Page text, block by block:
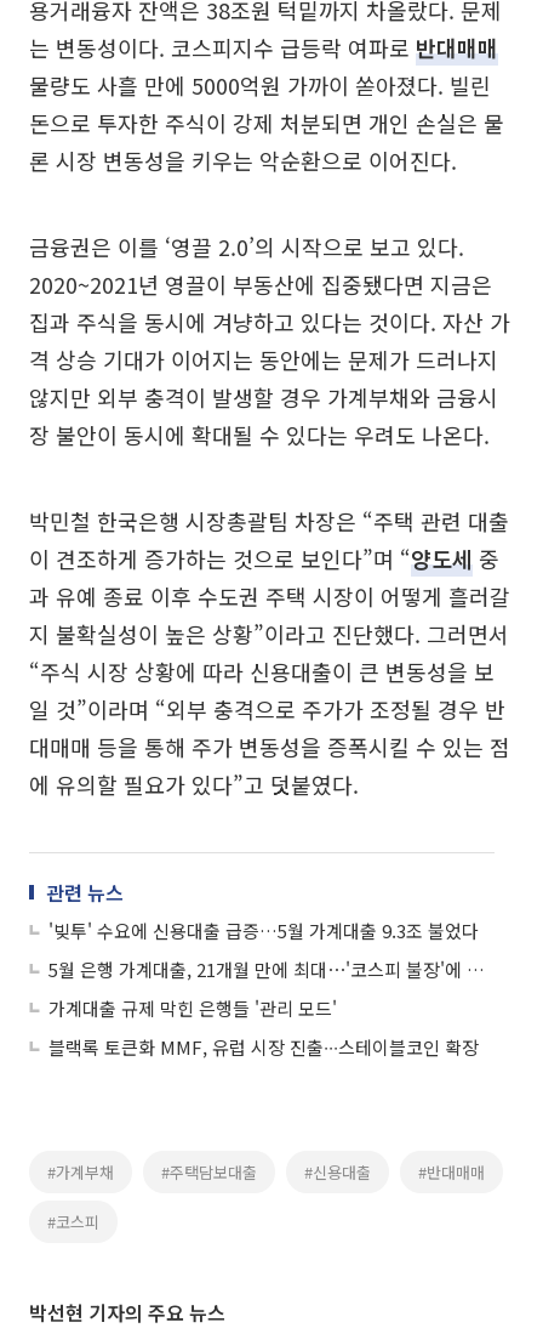
용거래융자 잔액은 38조원 턱밑까지 차올랐다. 문제
는 변동성이다. 코스피지수 급등락 여파로 반대매매
물량도 사흘 만에 5000억원 가까이 쏟아졌다. 빌린
돈으로 투자한 주식이 강제 처분되면 개인 손실은 물
론 시장 변동성을 키우는 악순환으로 이어진다.
금융권은 이를 ‘영끌 2.0’의 시작으로 보고 있다.
2020~2021년 영끌이 부동산에 집중됐다면 지금은
집과 주식을 동시에 겨냥하고 있다는 것이다. 자산 가
격 상승 기대가 이어지는 동안에는 문제가 드러나지
않지만 외부 충격이 발생할 경우 가계부채와 금융시
장 불안이 동시에 확대될 수 있다는 우려도 나온다.
박민철 한국은행 시장총괄팀 차장은 “주택 관련 대출
이 견조하게 증가하는 것으로 보인다”며 “양도세 중
과 유예 종료 이후 수도권 주택 시장이 어떻게 흘러갈
지 불확실성이 높은 상황”이라고 진단했다. 그러면서
“주식 시장 상황에 따라 신용대출이 큰 변동성을 보
일 것”이라며 “외부 충격으로 주가가 조정될 경우 반
대매매 등을 통해 주가 변동성을 증폭시킬 수 있는 점
에 유의할 필요가 있다”고 덧붙였다.
관련 뉴스
'빚투' 수요에 신용대출 급증…5월 가계대출 9.3조 불었다
5월 은행 가계대출, 21개월 만에 최대⋯'코스피 불장'에 기타대출 반등
가계대출 규제 막힌 은행들 '관리 모드'
블랙록 토큰화 MMF, 유럽 시장 진출∙∙∙스테이블코인 확장
#가계부채 #주택담보대출 #신용대출 #반대매매
#코스피
박선현 기자의 주요 뉴스